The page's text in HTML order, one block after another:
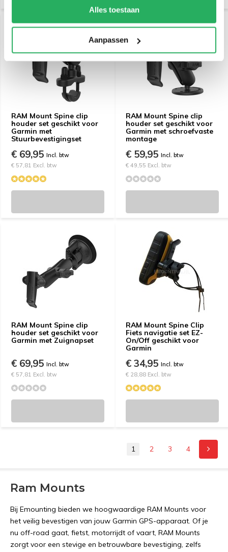
Alles toestaan
Aanpassen
RAM Mount Spine clip
houder set geschikt voor
Garmin met
Stuurbevestigingset
€ 69,95 Incl. btw
€ 57,81 Excl. btw
RAM Mount Spine clip
houder set geschikt voor
Garmin met schroefvaste
montage
€ 59,95 Incl. btw
€ 49,55 Excl. btw
RAM Mount Spine clip
houder set geschikt voor
Garmin met Zuignapset
€ 69,95 Incl. btw
€ 57,81 Excl. btw
RAM Mount Spine Clip
Fiets navigatie set EZ-
On/Off geschikt voor
Garmin
€ 34,95 Incl. btw
€ 28,88 Excl. btw
1 2 3 4
Ram Mounts
Bij Emounting bieden we hoogwaardige RAM Mounts voor
het veilig bevestigen van jouw Garmin GPS-apparaat. Of je
nu off-road gaat, fietst, motorrijdt of vaart, RAM Mounts
zorgt voor een stevige en betrouwbare bevestiging, zelfs